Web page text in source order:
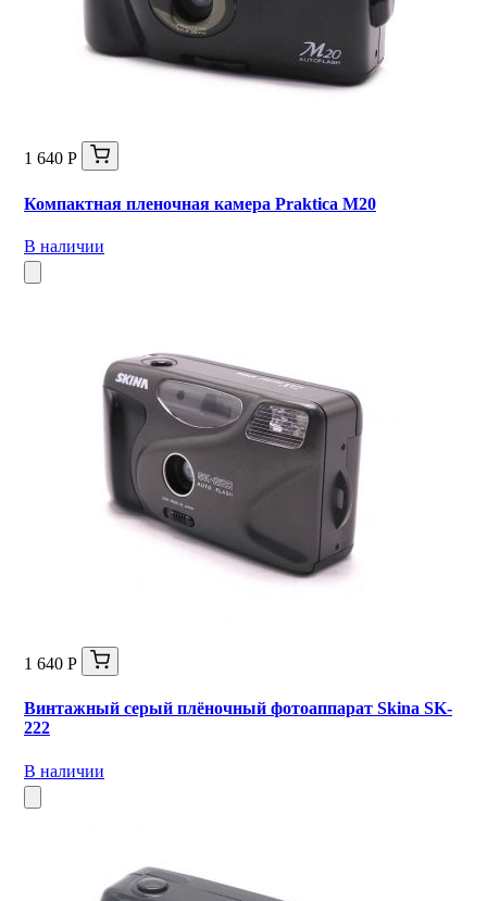
1 640 Р
Компактная пленочная камера Praktica M20
В наличии
1 640 Р
Винтажный серый плёночный фотоаппарат Skina SK-
222
В наличии